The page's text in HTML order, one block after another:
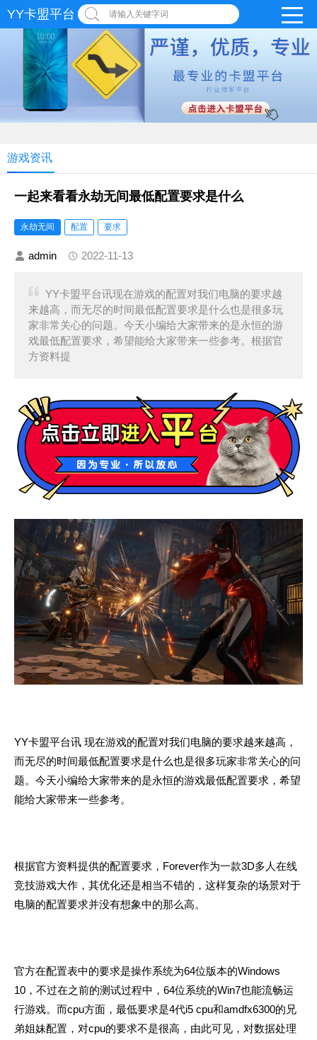
YY卡盟平台 请输入关键字词
游戏资讯
一起来看看永劫无间最低配置要求是什么
永劫无间 配置 要求
admin 2022-11-13
YY卡盟平台讯现在游戏的配置对我们电脑的要求越
来越高，而无尽的时间最低配置要求是什么也是很多玩
家非常关心的问题。今天小编给大家带来的是永恒的游
戏最低配置要求，希望能给大家带来一些参考。根据官
方资料提
YY卡盟平台讯 现在游戏的配置对我们电脑的要求越来越高，
而无尽的时间最低配置要求是什么也是很多玩家非常关心的问
题。今天小编给大家带来的是永恒的游戏最低配置要求，希望
能给大家带来一些参考。
根据官方资料提供的配置要求，Forever作为一款3D多人在线
竞技游戏大作，其优化还是相当不错的，这样复杂的场景对于
电脑的配置要求并没有想象中的那么高。
官方在配置表中的要求是操作系统为64位版本的Windows
10，不过在之前的测试过程中，64位系统的Win7也能流畅运
行游戏。而cpu方面，最低要求是4代i5 cpu和amdfx6300的兄
弟姐妹配置，对cpu的要求不是很高，由此可见，对数据处理